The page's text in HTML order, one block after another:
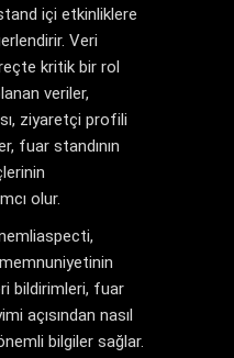
içi etkinliklere
Veri
kritik bir rol
veriler,
ziyaretçi profili
fuar standının
olur.
bildirimleri, fuar
açısından nasıl
bilgiler sağlar.